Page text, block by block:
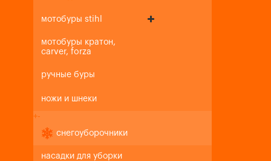
мотобуры stihl
мотобуры кратон,
carver, forza
ручные буры
ножи и шнеки
+-
снегоуборочники
насадки для уборки